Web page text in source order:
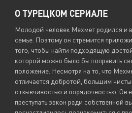
О ТУРЕЦКОМ СЕРИАЛЕ
Молодой человек Мехмет родился и
семье. Поэтому он стремится
того, чтобы найти подходящую
которой можно было бы поправить
положение. Несмотря на то, что
отличается добротой, большим
отзывчивостью и порядочностью. Он
преступать закон ради собственной